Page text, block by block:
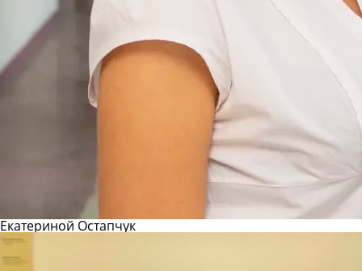
Екатериной Остапчук